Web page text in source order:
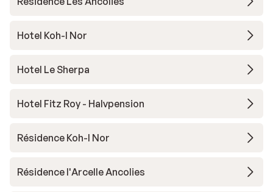
Hotel Koh-I Nor
Hotel Le Sherpa
Hotel Fitz Roy - Halvpension
Résidence Koh-I Nor
Résidence l'Arcelle Ancolies